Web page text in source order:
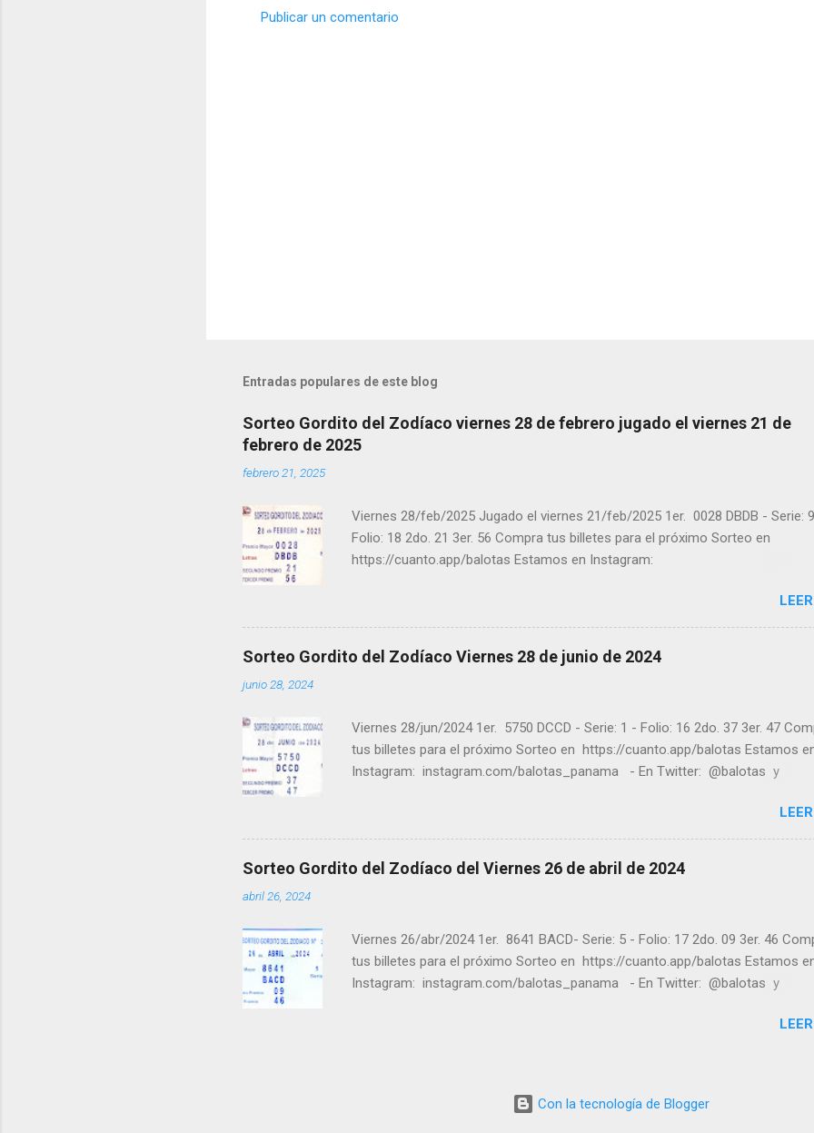
Publicar un comentario
Entradas populares de este blog
Sorteo Gordito del Zodíaco viernes 28 de febrero jugado el viernes 21 de
febrero de 2025
febrero 21, 2025
Viernes 28/feb/2025 Jugado el viernes 21/feb/2025 1er. 0028 DBDB - Serie:
Folio: 18 2do. 21 3er. 56 Compra tus billetes para el próximo Sorteo en
https://cuanto.app/balotas Estamos en Instagram:
facebook.com/balotas Pruebe su suerte en las mejores loterías millonarias
una forma segura y legal recomendado clic a: goo.gl/5Y2qt Felicidades a
los ganadores ! y a los que no ganaron "Buena Suerte" para el próximo
recuerden visitarnos en balotas.com para conocer los datos que le
Sorteo Gordito del Zodíaco Viernes 28 de junio de 2024
junio 28, 2024
Viernes 28/jun/2024 1er. 5750 DCCD - Serie: 1 - Folio: 16 2do. 37 3er. 47
tus billetes para el próximo Sorteo en https://cuanto.app/balotas Estamos
Instagram: instagram.com/balotas_panama - En Twitter: @balotas y
millonarias y de una forma segura y legal recomendado clic a: goo.gl/5Y2qt
Felicidades a todos los ganadores ! y a los que no ganaron "Buena Suerte"
próximo sorteo, recuerden visitarnos en balotas.com para conocer los
Sorteo Gordito del Zodíaco del Viernes 26 de abril de 2024
abril 26, 2024
Viernes 26/abr/2024 1er. 8641 BACD- Serie: 5 - Folio: 17 2do. 09 3er. 46
tus billetes para el próximo Sorteo en https://cuanto.app/balotas Estamos
Instagram: instagram.com/balotas_panama - En Twitter: @balotas y
millonarias y de una forma segura y legal recomendado clic a: goo.gl/5Y2qt
le ayudaran a ganar y ver los sorteos que se le pasaron.
Con la tecnología de Blogger